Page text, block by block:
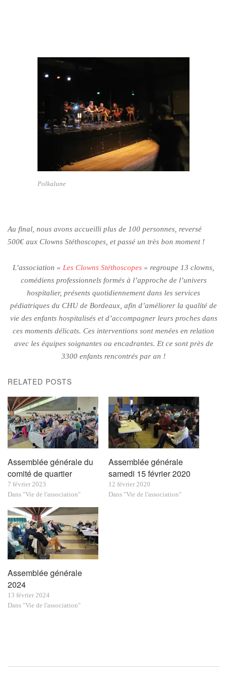
Polkalune
Au final, nous avons accueilli plus de 100 personnes, reversé
500€ aux Clowns Stéthoscopes, et passé un très bon moment !
L’association « Les Clowns Stéthoscopes » regroupe 13 clowns,
comédiens professionnels formés à l’approche de l’univers
hospitalier, présents quotidiennement dans les services
pédiatriques du CHU de Bordeaux, afin d’améliorer la qualité de
vie des enfants hospitalisés et d’accompagner leurs proches dans
ces moments délicats. Ces interventions sont menées en relation
avec les équipes soignantes ou encadrantes. Et ce sont près de
3300 enfants rencontrés par an !
RELATED POSTS
Assemblée générale du
comité de quartier
7 février 2023
Dans "Vie de l'association"
Assemblée générale
samedi 15 février 2020
12 février 2020
Dans "Vie de l'association"
Assemblée générale
2024
13 février 2024
Dans "Vie de l'association"